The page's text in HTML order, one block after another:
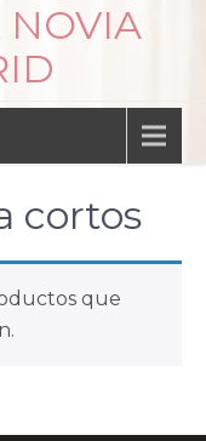
NOVIA
cortos
que